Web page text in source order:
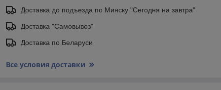
Доставка до подъезда по Минску "Сегодня на завтра"
Доставка "Самовывоз"
Доставка по Беларуси
Все условия доставки